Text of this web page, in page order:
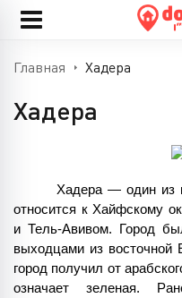
Главная Хадера
Хадера
Хадера — один из
относится к Хайфскому
и Тель-Авивом. Город
выходцами из восточной
город получил от
означает зеленая.